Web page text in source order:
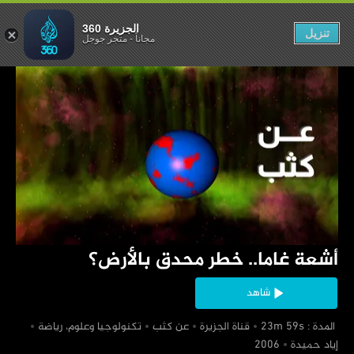
‏أشعة غاما.. خطر محدق بالأرض؟
شاهد
‏ المدة : 23m 59s
‏قناة الجزيرة ‏عن كثب
‏تكنولوجيا وعلوم، رياضة
‏إياد حميدة
محدق بالأرض؟
الجزيرة 360
مجاناً-متجر جوجل تنزيل